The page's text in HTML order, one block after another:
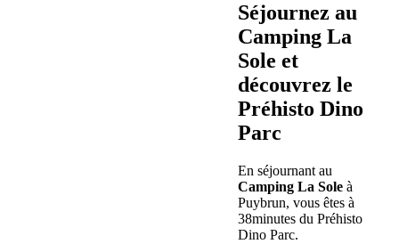
Séjournez au
Camping La
Soleet
découvrez le
Préhisto Dino
Parc
En séjournant au
Camping La Sole à
Puybrun, vous êtes à
38minutes du Préhisto
Dino Parc.